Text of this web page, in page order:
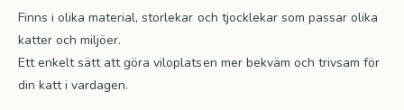
i
k
Finns i olika material, storlekar och tjocklekar som passar olika
katter och miljöer.
Ett enkelt sätt att göra viloplatsen mer bekväm och trivsam för
din katt i vardagen.